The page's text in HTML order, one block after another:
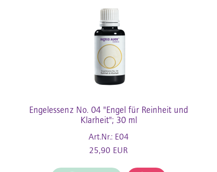
Engelessenz No. 04 "Engel für Reinheit und
Klarheit"; 30 ml
Art.Nr.: E04
25,90 EUR